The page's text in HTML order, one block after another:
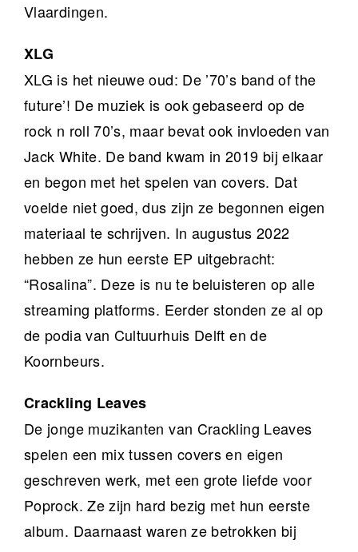
Vlaardingen.
XLG
XLG is het nieuwe oud: De ’70’s band of the
future’! De muziek is ook gebaseerd op de
rock n roll 70’s, maar bevat ook invloeden van
Jack White. De band kwam in 2019 bij elkaar
en begon met het spelen van covers. Dat
voelde niet goed, dus zijn ze begonnen eigen
materiaal te schrijven. In augustus 2022
hebben ze hun eerste EP uitgebracht:
“Rosalina”. Deze is nu te beluisteren op alle
streaming platforms. Eerder stonden ze al op
de podia van Cultuurhuis Delft en de
Koornbeurs.
Crackling Leaves
De jonge muzikanten van Crackling Leaves
spelen een mix tussen covers en eigen
geschreven werk, met een grote liefde voor
Poprock. Ze zijn hard bezig met hun eerste
album. Daarnaast waren ze betrokken bij